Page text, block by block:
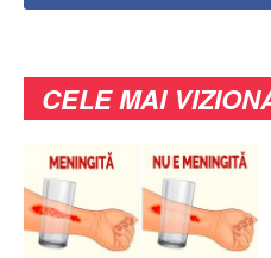
CELE MAI